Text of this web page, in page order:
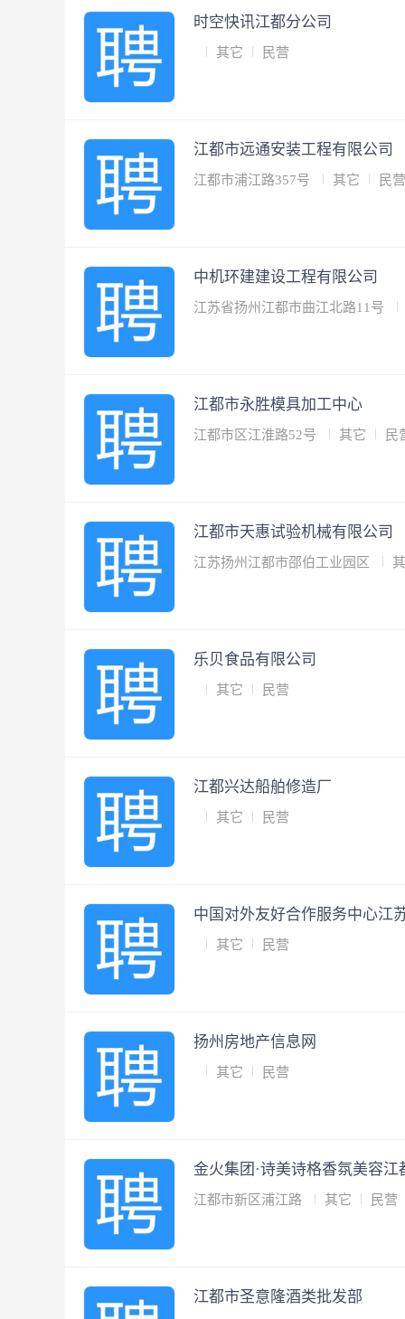
时空快讯江都分公司
其它 民营
江都市远通安装工程有限公司
江都市浦江路357号 其它 民营
中机环建建设工程有限公司
江苏省扬州江都市曲江北路11号
江都市永胜模具加工中心
江都市区江淮路52号 其它 民
江都市天惠试验机械有限公司
江苏扬州江都市邵伯工业园区
乐贝食品有限公司
其它 民营
江都兴达船舶修造厂
其它 民营
中国对外友好合作服务中心江
其它 民营
扬州房地产信息网
其它 民营
金火集团·诗美诗格香氛美容江
江都市新区浦江路 其它 民营
江都市圣意隆酒类批发部